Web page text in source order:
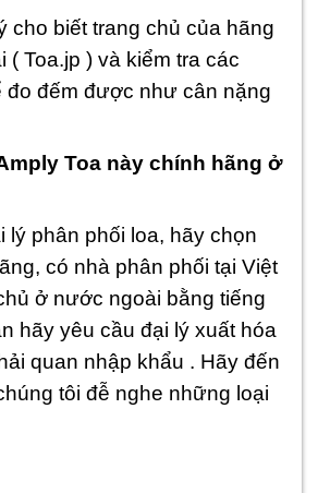
cho biết trang chủ của hãng
( Toa.jp ) và kiểm tra các
đo đếm được như cân nặng
Toa này chính hãng ở
lý phân phối loa, hãy chọn
có nhà phân phối tại Việt
ở nước ngoài bằng tiếng
hãy yêu cầu đại lý xuất hóa
quan nhập khẩu . Hãy đến
tôi đễ nghe những loại